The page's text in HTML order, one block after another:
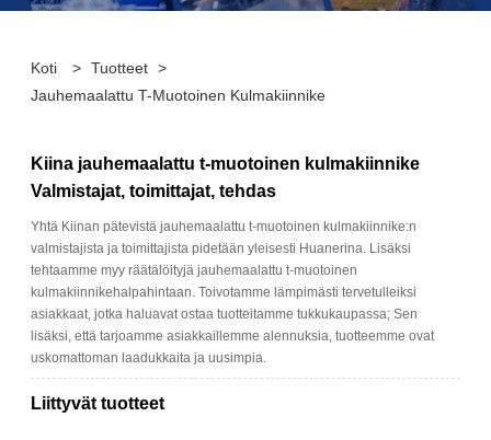
Koti > Tuotteet >
Jauhemaalattu T-Muotoinen Kulmakiinnike
Kiina jauhemaalattu t-muotoinen kulmakiinnike
Valmistajat, toimittajat, tehdas
Yhtä Kiinan pätevistä jauhemaalattu t-muotoinen kulmakiinnike:n
valmistajista ja toimittajista pidetään yleisesti Huanerina. Lisäksi
tehtaamme myy räätälöityjä jauhemaalattu t-muotoinen
kulmakiinnikehalpahintaan. Toivotamme lämpimästi tervetulleiksi
asiakkaat, jotka haluavat ostaa tuotteitamme tukkukaupassa; Sen
lisäksi, että tarjoamme asiakkaillemme alennuksia, tuotteemme ovat
uskomattoman laadukkaita ja uusimpia.
Liittyvät tuotteet